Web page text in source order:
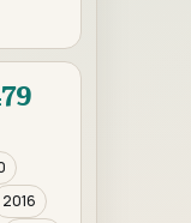
2016